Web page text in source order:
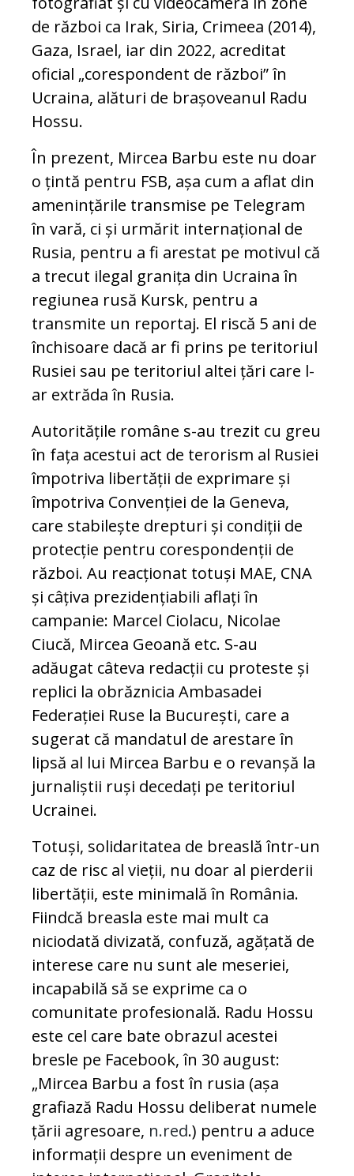
de război ca Irak, Siria, Crimeea (2014),
Gaza, Israel, iar din 2022, acreditat
oficial „corespondent de război” în
Ucraina, alături de brașoveanul Radu
Hossu.
În prezent, Mircea Barbu este nu doar
o țintă pentru FSB, așa cum a aflat din
amenințările transmise pe Telegram
în vară, ci și urmărit internațional de
Rusia, pentru a fi arestat pe motivul că
a trecut ilegal granița din Ucraina în
regiunea rusă Kursk, pentru a
transmite un reportaj. El riscă 5 ani de
închisoare dacă ar fi prins pe teritoriul
Rusiei sau pe teritoriul altei țări care l-
ar extrăda în Rusia.
Autoritățile române s-au trezit cu greu
în fața acestui act de terorism al Rusiei
împotriva libertății de exprimare și
împotriva Convenției de la Geneva,
care stabilește drepturi și condiții de
protecție pentru corespondenții de
război. Au reacționat totuși MAE, CNA
și câțiva prezidențiabili aflați în
campanie: Marcel Ciolacu, Nicolae
Ciucă, Mircea Geoană etc. S-au
adăugat câteva redacții cu proteste și
replici la obrăznicia Ambasadei
Federației Ruse la București, care a
sugerat că mandatul de arestare în
lipsă al lui Mircea Barbu e o revanșă la
jurnaliștii ruși decedați pe teritoriul
Ucrainei.
Totuși, solidaritatea de breaslă într-un
caz de risc al vieții, nu doar al pierderii
libertății, este minimală în România.
Fiindcă breasla este mai mult ca
niciodată divizată, confuză, agățată de
interese care nu sunt ale meseriei,
incapabilă să se exprime ca o
comunitate profesională. Radu Hossu
este cel care bate obrazul acestei
bresle pe Facebook, în 30 august:
„Mircea Barbu a fost în rusia (așa
grafiază Radu Hossu deliberat numele
țării agresoare, n.red.) pentru a aduce
informații despre un eveniment de